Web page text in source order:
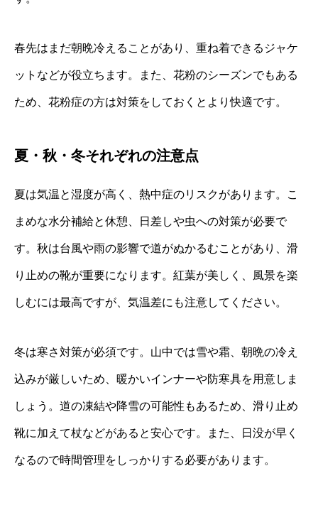
春先はまだ朝晩冷えることがあり、重ね着できるジャケ
ットなどが役立ちます。また、花粉のシーズンでもある
ため、花粉症の方は対策をしておくとより快適です。
夏・秋・冬それぞれの注意点
夏は気温と湿度が高く、熱中症のリスクがあります。こ
まめな水分補給と休憩、日差しや虫への対策が必要で
す。秋は台風や雨の影響で道がぬかるむことがあり、滑
り止めの靴が重要になります。紅葉が美しく、風景を楽
しむには最高ですが、気温差にも注意してください。
冬は寒さ対策が必須です。山中では雪や霜、朝晩の冷え
込みが厳しいため、暖かいインナーや防寒具を用意しま
しょう。道の凍結や降雪の可能性もあるため、滑り止め
靴に加えて杖などがあると安心です。また、日没が早く
なるので時間管理をしっかりする必要があります。